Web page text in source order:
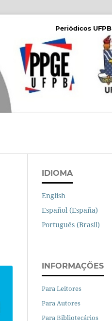
Periódicos UFPB
IDIOMA
English
Español (España)
Português (Brasil)
INFORMAÇÕES
Para Leitores
Para Autores
Para Bibliotecários